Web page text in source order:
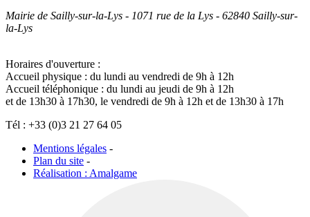
Mairie de Sailly-sur-la-Lys - 1071 rue de la Lys - 62840 Sailly-sur-
la-Lys
Horaires d'ouverture :
Accueil physique : du lundi au vendredi de 9h à 12h
Accueil téléphonique : du lundi au jeudi de 9h à 12h
et de 13h30 à 17h30, le vendredi de 9h à 12h et de 13h30 à 17h
Tél : +33 (0)3 21 27 64 05
Mentions légales -
Plan du site -
Réalisation : Amalgame